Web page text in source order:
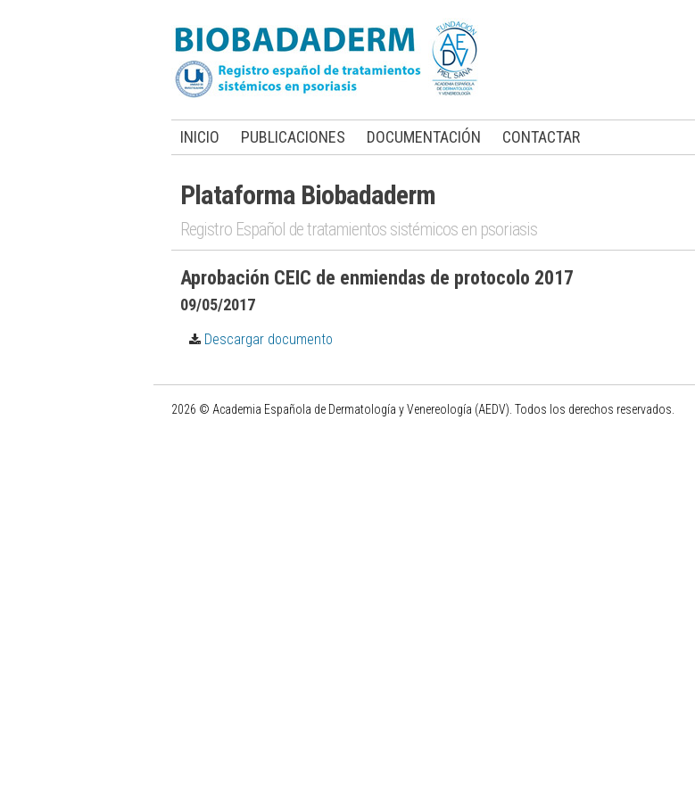
INICIO PUBLICACIONES DOCUMENTACIÓN CONTACTAR
Plataforma Biobadaderm
Registro Español de tratamientos sistémicos en psoriasis
Aprobación CEIC de enmiendas de protocolo 2017
09/05/2017
Descargar documento
2026 © Academia Española de Dermatología y Venereología (AEDV). Todos los derechos reservados.